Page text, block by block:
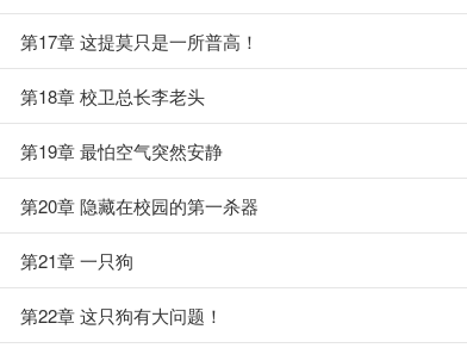
第17章 这提莫只是一所普高！
第18章 校卫总长李老头
第19章 最怕空气突然安静
第20章 隐藏在校园的第一杀器
第21章 一只狗
第22章 这只狗有大问题！